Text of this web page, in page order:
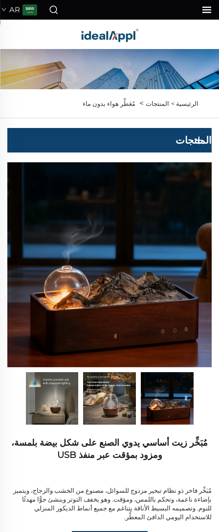
AR
الرئيسية > المنتجات> مُعَطِّر هواء بدون ماء
المنتجات
مُبَخِّر زيت أساسي يدوي الصنع على شكل بيضة بلمسة،
ومزود بمؤقت عبر منفذ USB
مُبَخِّر فاخر ذو نظام تبخير مزدوج للسوائل، مصنوع من الخشب والزجاج، ويتميز
بإضاءة ناعمة، وتحكم باللمس، ومؤقت. وهو يخفف التوتر وينشئ جوًّا مهدئًا
للنوم. وتصميمه البسيط الأناقة يتناغم مع جميع أنماط الديكور المنزلي
للاستخدام اليومي الدافئ المعطَّر.